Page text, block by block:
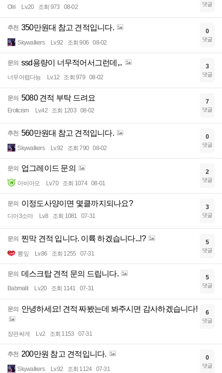
Olri Lv.20 조회 973 08-02 댓글
추천 350만원대 참고 견적입니다.
Skywalkers Lv.92 조회 906 08-02
0
댓글
문의 ssd용량이 너무적어서그런데,..
너무어렵다능 Lv.12 조회 979 08-02
3
댓글
문의 5080 견적 부탁 드려요
Eroticism Lv.42 조회 1203 08-02
7
댓글
추천 560만원대 참고 견적입니다.
Skywalkers Lv.92 조회 790 08-02
0
댓글
문의 업그레이드 문의
아비아오 Lv.70 조회 1074 08-01
2
댓글
문의 이정도사양이면 몇클까지되나요?
디아3소마 Lv.8 조회 1081 07-31
3
댓글
문의 찐막 견적 입니다. 이륙 하겠습니다...!?
뽕잎 Lv.86 조회 1255 07-31
5
댓글
문의 데스크탑 견적 문의 드립니다.
Babmalli Lv.20 조회 1141 07-31
5
댓글
문의 안녕하세요! 견적 짜봤는데 봐주시면 감사하겠습니다!
장판싸게 Lv.2 조회 1153 07-31
6
댓글
추천 200만원 참고 견적입니다.
Skywalkers Lv.92 조회 1124 07-31
0
댓글